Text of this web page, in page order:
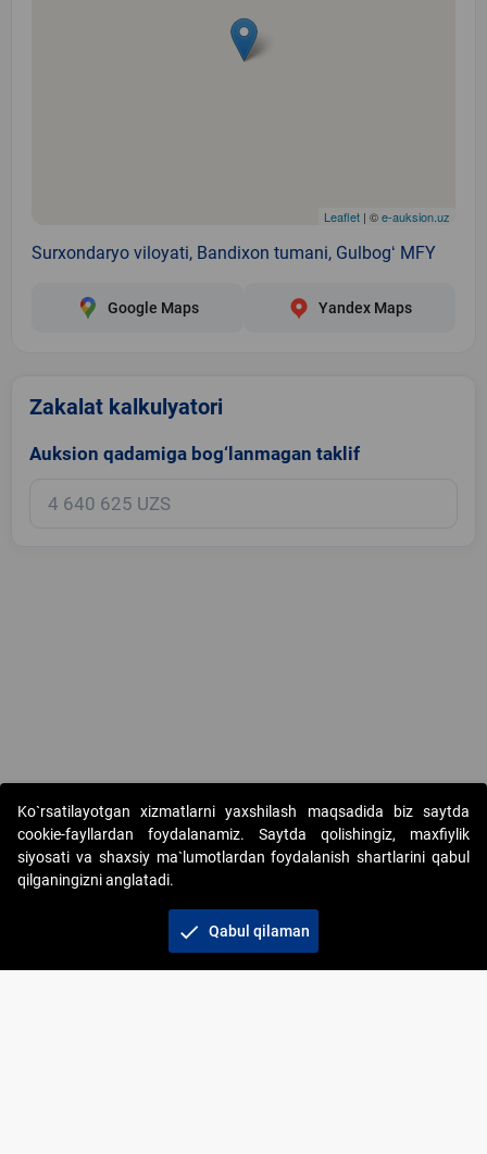
Leaflet | ©e-auksion.uz
Surxondaryo viloyati, Bandixon tumani, Gulbogʻ MFY
Google Maps Yandex Maps
Zakalat kalkulyatori
Auksion qadamiga bog‘lanmagan taklif
Copyright © 2017-2026. "Elektron onlayn-auksionlarni tashkil etish"
AJ. Barcha huquqlar himoyalangan
+998 71 202-21-11
Ko`rsatilayotgan xizmatlarni yaxshilash maqsadida biz saytda
cookie-fayllardan foydalanamiz. Saytda qolishingiz, maxfiylik
siyosati va shaxsiy ma`lumotlardan foydalanish shartlarini qabul
qilganingizni anglatadi.
check Qabul qilaman